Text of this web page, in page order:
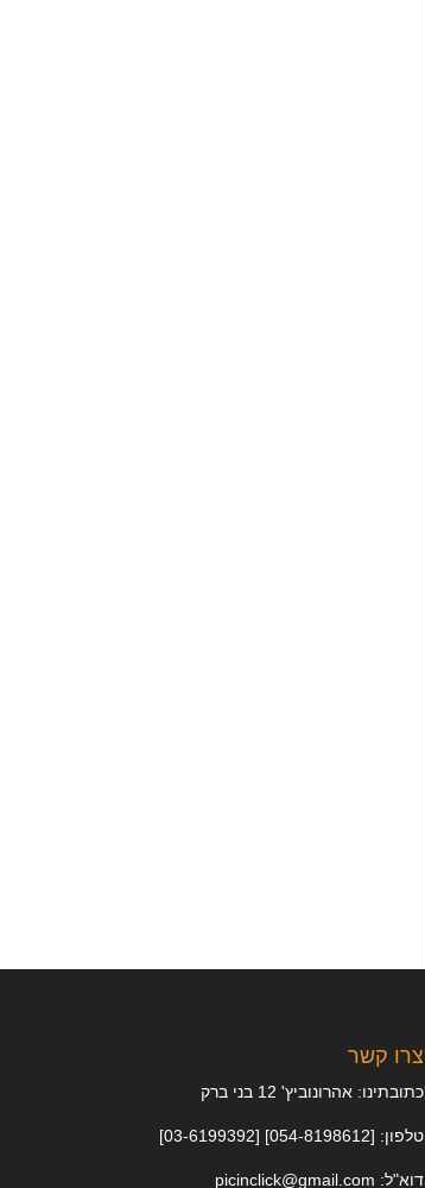
צרו קשר
כתובתינו: אהרונוביץ' 12 בני ברק
טלפון: [054-8198612] [03-6199392]
דוא"ל: picinclick@gmail.com